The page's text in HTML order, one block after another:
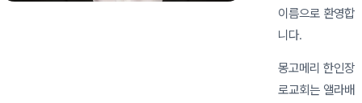
이름으로 환영합
니다.
몽고메리 한인장
로교회는 앨라배